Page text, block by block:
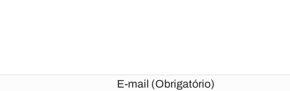
E-mail (Obrigatório)